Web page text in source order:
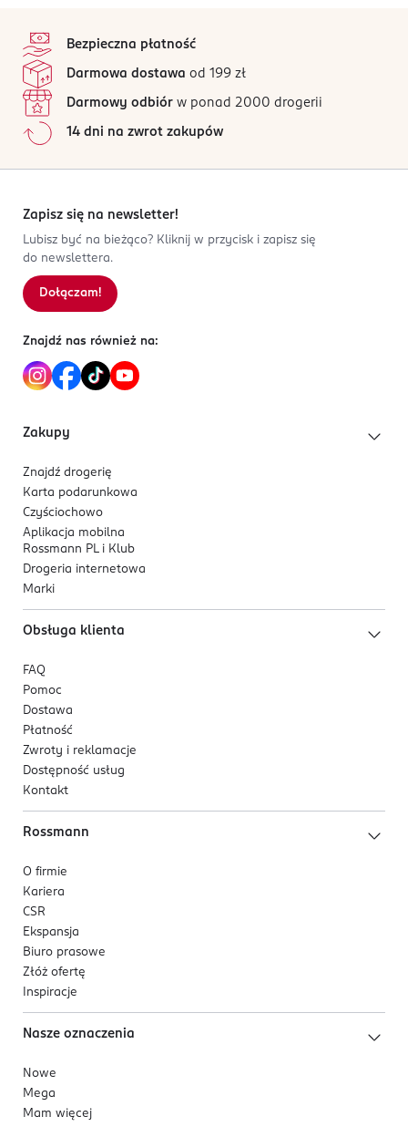
Łódź
avanti@avantifashion.com
426407210
CN-Chiny
Kod EAN
Wszystkie opinie są zweryfikowane zakupem.
4
0%
2
1
0%
Sortowanie wg
Bezpieczna płatność
Darmowa dostawa od 199 zł
Darmowy odbiór w ponad 2000 drogerii
14 dni na zwrot zakupów
Zapisz się na newsletter!
Lubisz być na bieżąco? Kliknij w przycisk i zapisz się
do newslettera.
Dołączam!
Znajdź nas również na:
Zakupy
Znajdź drogerię
Karta podarunkowa
Czyściochowo
Aplikacja mobilna
Rossmann PL i Klub
Drogeria internetowa
Marki
Obsługa klienta
FAQ
Pomoc
Dostawa
Płatność
Zwroty i reklamacje
Dostępność usług
Kontakt
Rossmann
O firmie
Kariera
CSR
Ekspansja
Biuro prasowe
Złóż ofertę
Inspiracje
Nasze oznaczenia
Nowe
Mega
Mam więcej